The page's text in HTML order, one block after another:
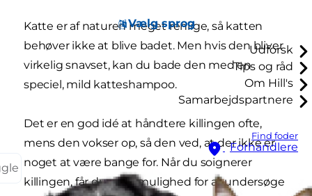
Vælg sprog
Udforsk
Tips og råd
Om Hill's
Samarbejdspartnere
Find foder
Forhandlere
Katte er af naturen meget renlige, så katten
behøver ikke at blive badet. Men hvis den bliver
virkelig snavset, kan du bade den med en
speciel, mild katteshampoo.
Det er en god idé at håndtere killingen ofte,
mens den vokser op, så den ved, at der ikke er
noget at være bange for. Når du soignerer
killingen, får du også mulighed for at undersøge